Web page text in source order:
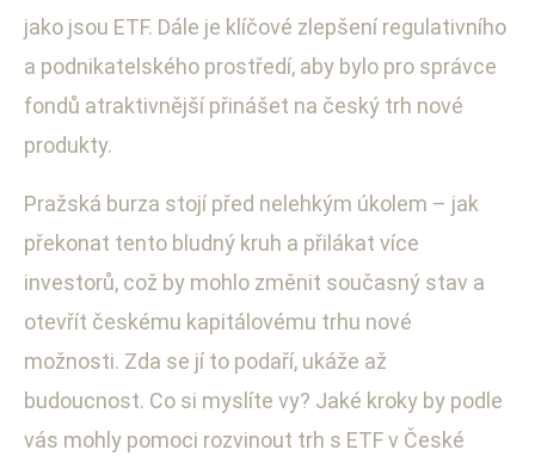
jako jsou ETF. Dále je klíčové zlepšení regulativního
a podnikatelského prostředí, aby bylo pro správce
fondů atraktivnější přinášet na český trh nové
produkty.
Pražská burza stojí před nelehkým úkolem – jak
překonat tento bludný kruh a přilákat více
investorů, což by mohlo změnit současný stav a
otevřít českému kapitálovému trhu nové
možnosti. Zda se jí to podaří, ukáže až
budoucnost. Co si myslíte vy? Jaké kroky by podle
vás mohly pomoci rozvinout trh s ETF v České